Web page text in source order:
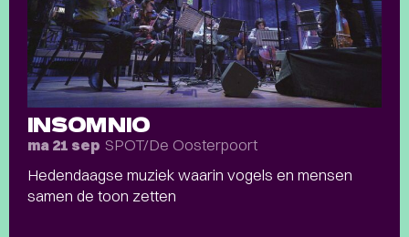
INSOMNIO
ma 21 sep SPOT/De Oosterpoort
Hedendaagse muziek waarin vogels en mensen
samen de toon zetten